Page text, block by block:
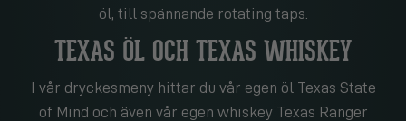
öl, till spännande rotating taps.
TEXAS ÖL OCH TEXAS WHISKEY
I vår dryckesmeny hittar du vår egen öl Texas State
of Mind och även vår egen whiskey Texas Ranger